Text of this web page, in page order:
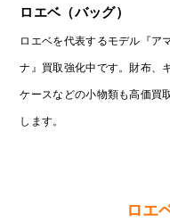
ロエベ（バッグ）
ロエベを代表するモデル『ア
ナ』買取強化中です。財布、
ケースなどの小物類も高価買
します。
ロエ